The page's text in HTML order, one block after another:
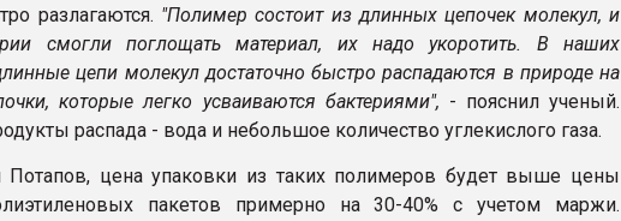
разлагаются. "Полимер состоит из длинных цепочек молекул, и
смогли поглощать материал, их надо укоротить. В наших
цепи молекул достаточно быстро распадаются в природе на
которые легко усваиваются бактериями", - пояснил ученый.
распада - вода и небольшое количество углекислого газа.
Потапов, цена упаковки из таких полимеров будет выше цены
пакетов примерно на 30-40% с учетом маржи.